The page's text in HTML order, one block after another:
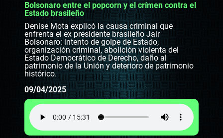
Bolsonaro entre el popcorn y el crímen contra el
Estado brasileño
Denise Mota explicó la causa criminal que
enfrenta el ex presidente brasileño Jair
Bolsonaro: intento de golpe de Estado,
organización criminal, abolición violenta del
Estado Democrático de Derecho, daño al
patrimonio de la Unión y deterioro de patrimonio
histórico.
09/04/2025